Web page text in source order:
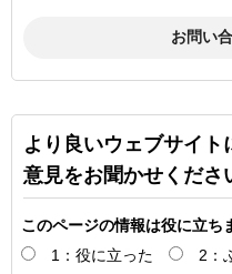
より良いウェブサイ
意見をお聞かせくださ
このページの情報は役に立ち
1：役に立った
2：